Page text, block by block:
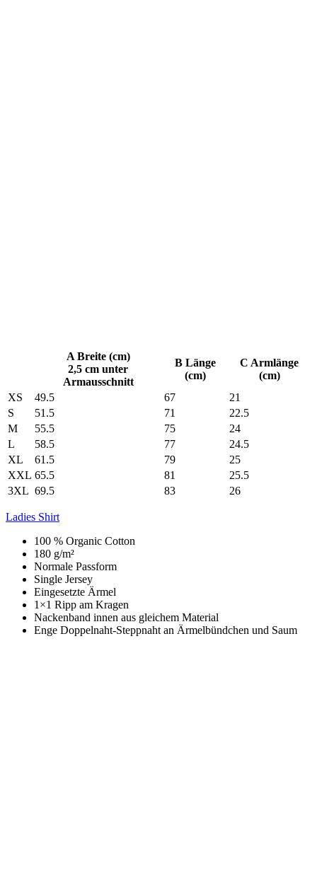
A Breite (cm)
2,5 cm unter
Armausschnitt
B Länge
(cm)
C Armlänge
(cm)
XS
49.5 67
21
S
51.5 71
22.5
M
55.5 75
24
L
58.5 77
24.5
XL
61.5 79
25
XXL 65.5 81
25.5
3XL 69.5 83 26
Ladies Shirt
100 % Organic Cotton
180 g/m²
Normale Passform
Single Jersey
Eingesetzte Ärmel
1×1 Ripp am Kragen
Nackenband innen aus gleichem Material
Enge Doppelnaht-Steppnaht an Ärmelbündchen und Saum